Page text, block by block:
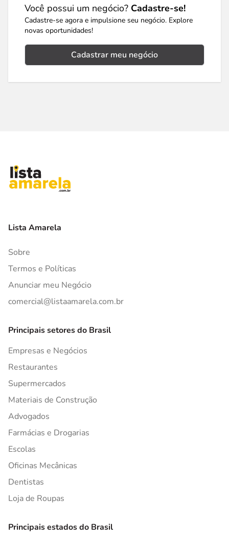
Você possui um negócio? Cadastre-se!
Cadastre-se agora e impulsione seu negócio. Explore
novas oportunidades!
Cadastrar meu negócio
Lista Amarela
Sobre
Termos e Políticas
Anunciar meu Negócio
comercial@listaamarela.com.br
Principais setores do Brasil
Empresas e Negócios
Restaurantes
Supermercados
Materiais de Construção
Advogados
Farmácias e Drogarias
Escolas
Oficinas Mecânicas
Dentistas
Loja de Roupas
Principais estados do Brasil